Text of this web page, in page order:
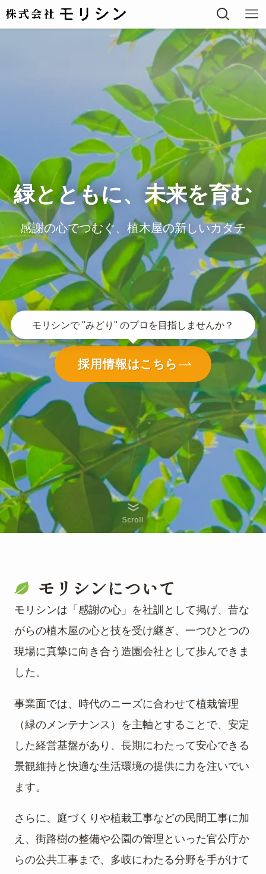
緑とともに、未来を育む
感謝の心でつむぐ、植木屋の新しいカタチ
モリシンで "みどり" のプロを目指しませんか？
採用情報はこちら
Scroll
モリシンについて
モリシンは「感謝の心」を社訓として掲げ、昔な
がらの植木屋の心と技を受け継ぎ、一つひとつの
現場に真摯に向き合う造園会社として歩んできま
した。
事業面では、時代のニーズに合わせて植栽管理
（緑のメンテナンス）を主軸とすることで、安定
した経営基盤があり、長期にわたって安心できる
景観維持と快適な生活環境の提供に力を注いでい
ます。
さらに、庭づくりや植栽工事などの民間工事に加
え、街路樹の整備や公園の管理といった官公庁か
らの公共工事まで、多岐にわたる分野を手がけて